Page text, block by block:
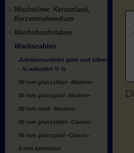
Wachsliner, Kerzenlack,
Kerzenmalmedium
Wachsbuchstaben
Wachszahlen
Jubiläumszahlen gold und silber
- % reduziert % %
08 mm glanzsilber -Modern-
08 mm glanzgold -Modern-
08 mm weiß -Modern-
08 mm glanzsilber -Classic-
08 mm glanzgold -Classic-
9 mm karminrot